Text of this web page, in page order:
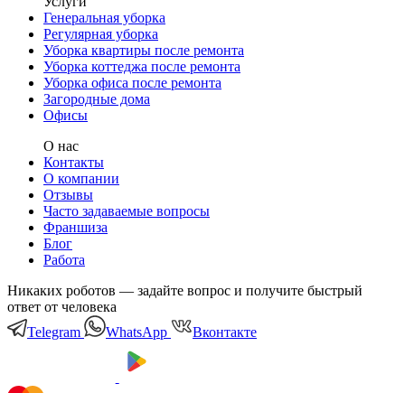
Генеральная уборка
Регулярная уборка
Уборка квартиры после ремонта
Уборка коттеджа после ремонта
Уборка офиса после ремонта
Загородные дома
Офисы
О нас
Контакты
О компании
Отзывы
Часто задаваемые вопросы
Франшиза
Блог
Работа
Никаких роботов — задайте вопрос и получите быстрый
ответ от человека
Telegram
WhatsApp Вконтакте